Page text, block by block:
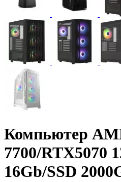
Компьютер
7700/RTX5070
16Gb/SSD